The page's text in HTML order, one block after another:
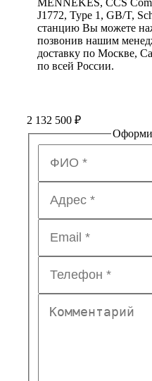
MENNEKES, CCS
J1772, Type 1, GB/T,
станцию Вы можете
позвонив нашим
доставку по Москве,
по всей России.
2 132 500 ₽